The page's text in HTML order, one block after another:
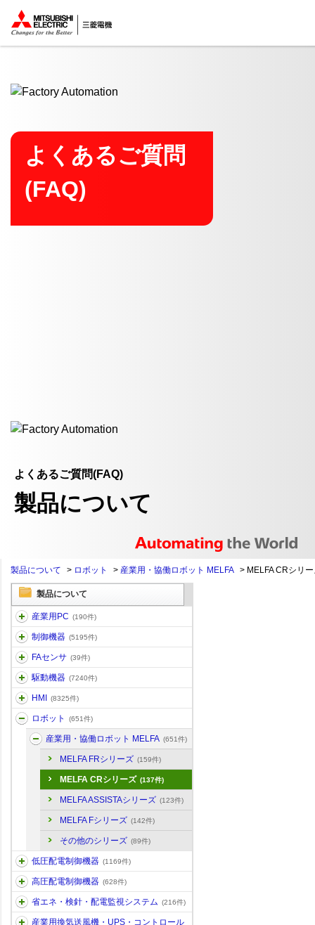
ここから本文
よくあるご質問
(FAQ)
よくあるご質問(FAQ)
製品について
製品について > ロボット > 産業用・協働ロボット MELFA > MELFA CRシリ
製品について
産業用PC (190件)
制御機器 (5195件)
FAセンサ (39件)
駆動機器 (7240件)
HMI (8325件)
ロボット (651件)
産業用・協働ロボット MELFA (651件)
MELFA FRシリーズ (159件)
MELFA CRシリーズ (137件)
MELFA ASSISTAシリーズ (123件)
MELFA Fシリーズ (142件)
その他のシリーズ (89件)
低圧配電制御機器 (1169件)
高圧配電制御機器 (628件)
省エネ・検針・配電監視システム (216件)
産業用換気送風機・UPS・コントロール